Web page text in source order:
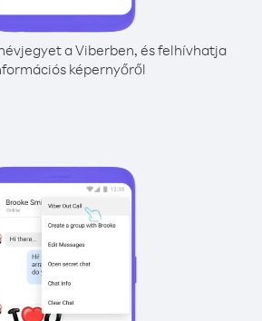
a Viberben, és felhívhatja
képernyőről